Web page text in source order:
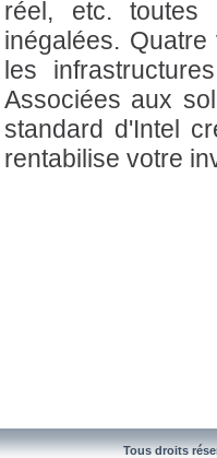
réel, etc. toutes
inégalées.
les
Associées aux
standard d'Intel
rentabilise votre
Tous droits